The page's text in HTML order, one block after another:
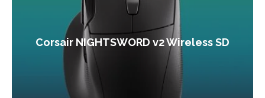
Corsair NIGHTSWORD v2 Wireless SD